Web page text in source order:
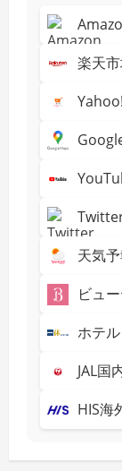
楽天
天気
ビュ
ホテ
JAL国
HIS海